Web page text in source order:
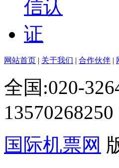
网站首页 | 关于我们 | 合作伙伴 |
全国:020-
13570268250
国际机票网